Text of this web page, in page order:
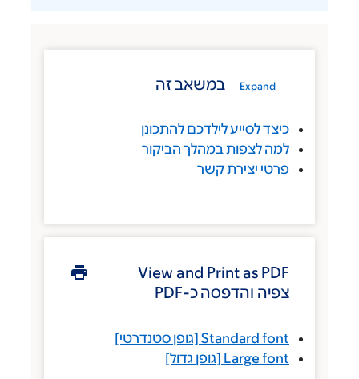
Expand במשאב זה
כיצד לסייע לילדכם להתכונן
למה לצפות במהלך הביקור
פרטי יצירת קשר
View and Print as PDF
צפיה והדפסה כ-PDF
Standard font[גופן סטנדרטי]
Large font[גופן גדול]